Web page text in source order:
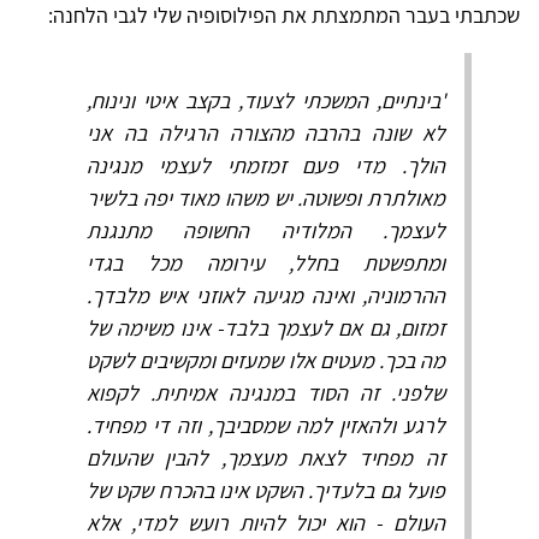
שכתבתי בעבר המתמצתת את הפילוסופיה שלי לגבי הלחנה:
'בינתיים, המשכתי לצעוד, בקצב איטי ונינוח,
לא שונה בהרבה מהצורה הרגילה בה אני
הולך. מדי פעם זמזמתי לעצמי מנגינה
מאולתרת ופשוטה. יש משהו מאוד יפה בלשיר
לעצמך. המלודיה החשופה מתנגנת
ומתפשטת בחלל, עירומה מכל בגדי
ההרמוניה, ואינה מגיעה לאוזני איש מלבדך.
זמזום, גם אם לעצמך בלבד- אינו משימה של
מה בכך. מעטים אלו שמעזים ומקשיבים לשקט
שלפני. זה הסוד במנגינה אמיתית. לקפוא
לרגע ולהאזין למה שמסביבך, וזה די מפחיד.
זה מפחיד לצאת מעצמך, להבין שהעולם
פועל גם בלעדיך. השקט אינו בהכרח שקט של
העולם - הוא יכול להיות רועש למדי, אלא